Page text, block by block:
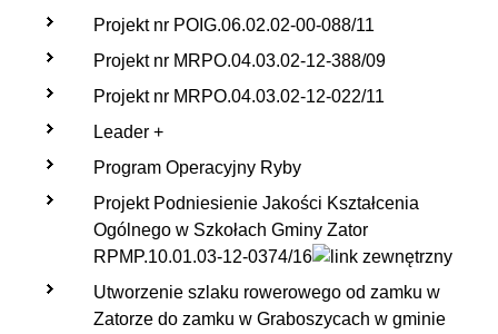
Projekt nr POIG.06.02.02-00-088/11
Projekt nr MRPO.04.03.02-12-388/09
Projekt nr MRPO.04.03.02-12-022/11
Leader +
Program Operacyjny Ryby
Projekt Podniesienie Jakości Kształcenia
Ogólnego w Szkołach Gminy Zator
RPMP.10.01.03-12-0374/16
Utworzenie szlaku rowerowego od zamku w
Zatorze do zamku w Graboszycach w gminie